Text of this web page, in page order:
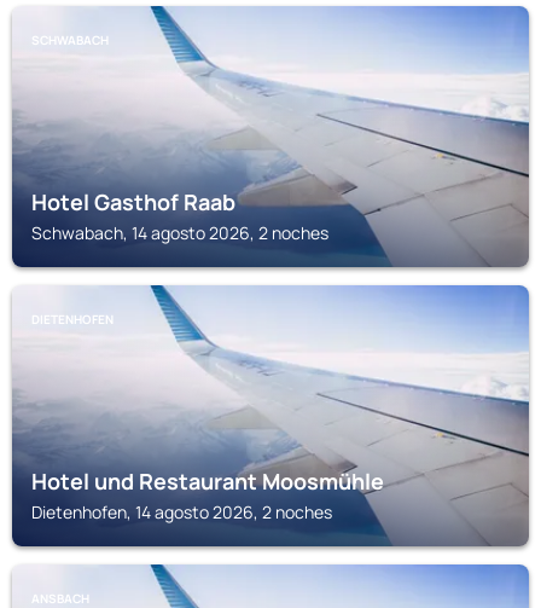
SCHWABACH
Hotel Gasthof Raab
Schwabach, 14 agosto 2026, 2 noches
DIETENHOFEN
Hotel und Restaurant Moosmühle
Dietenhofen, 14 agosto 2026, 2 noches
ANSBACH